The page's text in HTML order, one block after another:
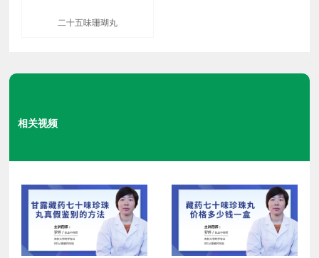
二十五味珊瑚丸
相关视频